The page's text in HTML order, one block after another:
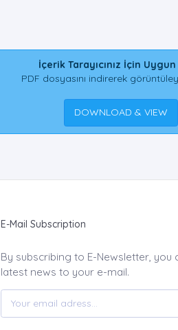
İçerik Tarayıcınız İçin
PDF dosyasını indirerek
DOWNLOAD & VIEW
E-Mail Subscription
By subscribing to E-Newsletter, you
latest news to your e-mail.